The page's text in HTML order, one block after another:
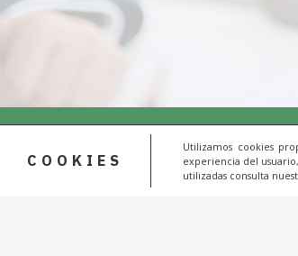
COOKIES
Utilizamos cookies
experiencia del
utilizadas consulta